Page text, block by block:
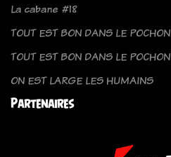
La cabane #18
TOUT EST BON DANS LE POCHON
TOUT EST BON DANS LE POCHON
ON EST LARGE LES HUMAINS
Partenaires